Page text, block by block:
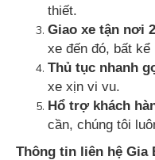
thiết.
Giao xe tận nơi
xe đến đó, bất kể
Thủ tục nhanh
xe xịn vi vu.
Hổ trợ khách
cần, chúng tôi
Thông tin liên hệ